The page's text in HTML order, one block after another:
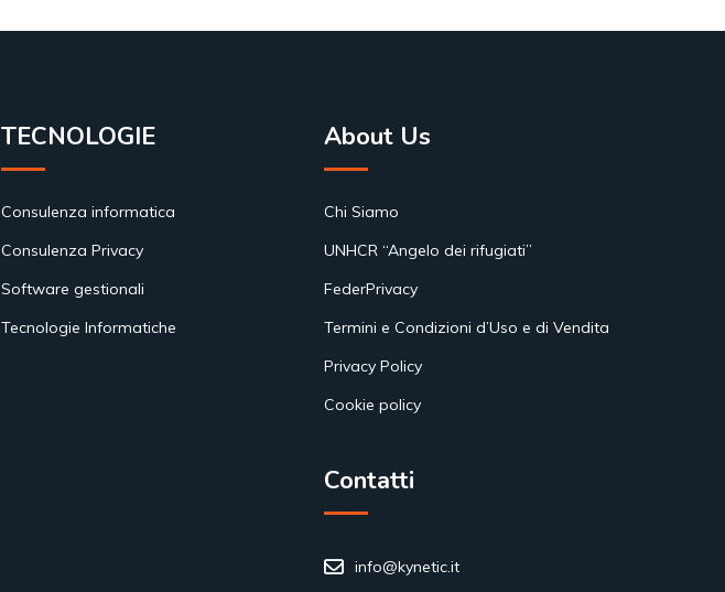
TECNOLOGIE
Consulenza informatica
Consulenza Privacy
Software gestionali
Tecnologie Informatiche
About Us
Chi Siamo
UNHCR “Angelo dei rifugiati”
FederPrivacy
Termini e Condizioni d’Uso e di Vendita
Privacy Policy
Cookie policy
Contatti
info@kynetic.it